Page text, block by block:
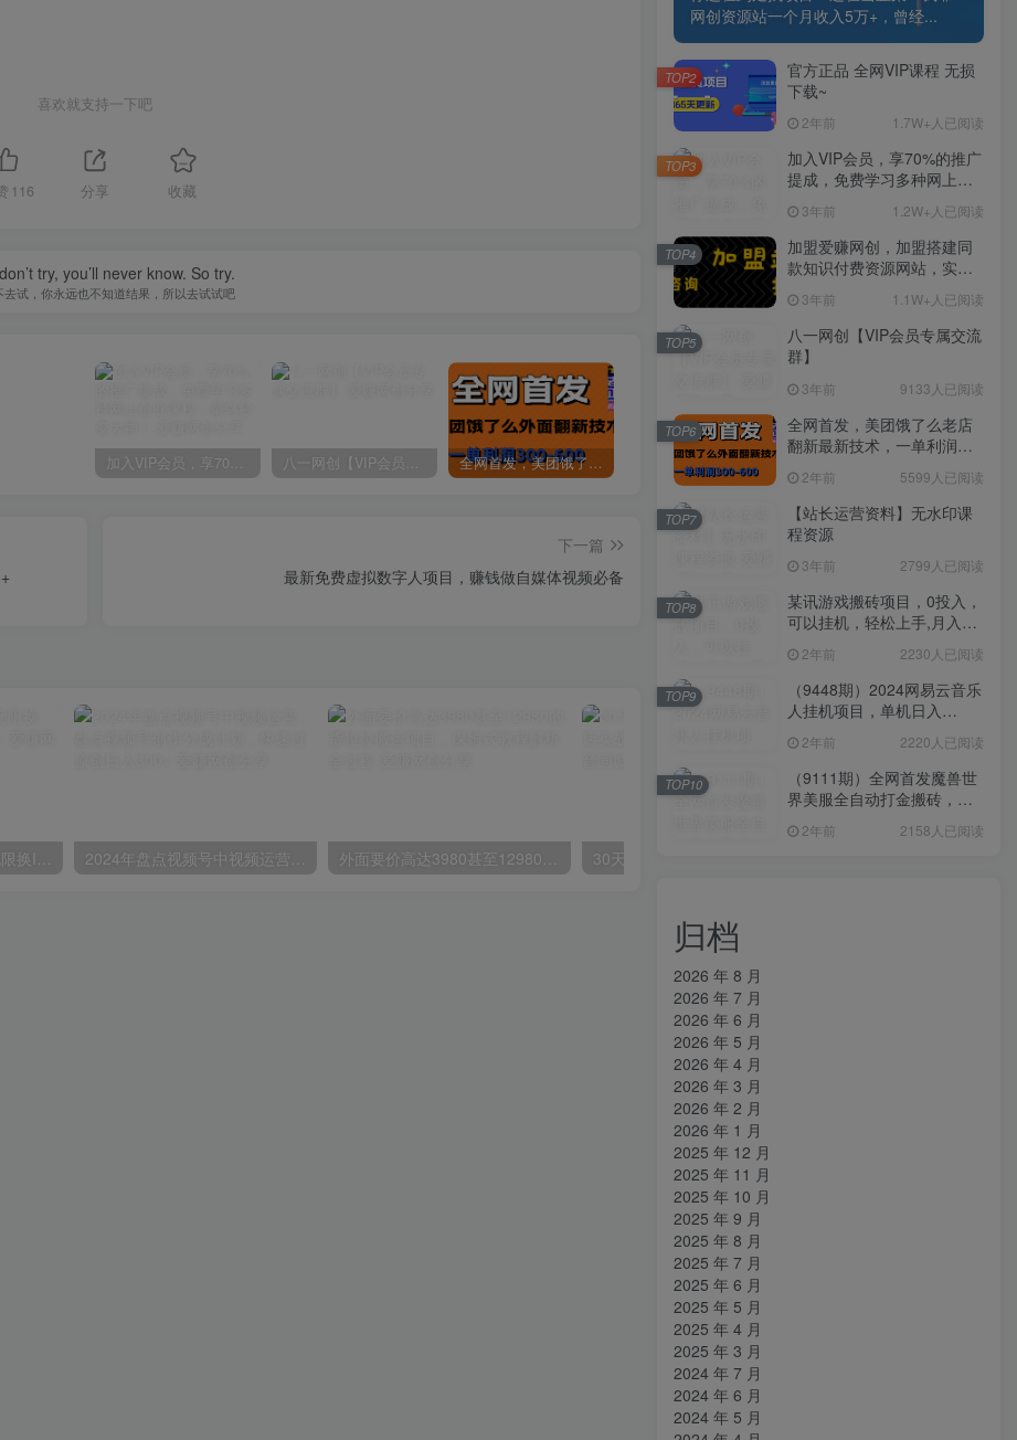
喜欢就支持一下吧
116 分享 收藏
try, you’ll never know. So try.
去试，你永远也不知道结果，所以去试试吧
加入VIP会员，享70%的推广提成，免费学习多种网上创业课程，菜鸟秒变大神！ 八一网创【VIP会员专属交流群】 全网首发，美团饿了么老店翻新最新技术，一单利润300-600 某讯游戏搬砖项目，0投入，可以挂机，轻松上手,月入3000+上不封顶
下一篇
最新免费虚拟数字人项目，赚钱做自媒体视频必备
苹果手机试玩小兼职，无限换ID，0本0撸，单机日撸30+ 2024年盘点视频号中视频运营，盘点视频号创作分成计划，快速过原创日入300+ 外面要价高达3980甚至12980的货拉拉搬运项目，保姆式教程解析全过程
网创资源站一个月收入5万+，曾经...
官方正品 全网VIP课程 无损
下载~
2年前 1.7W+人已阅读
TOP2
加入VIP会员，享70%的推广
提成，免费学习多种网上创
3年前 1.2W+人已阅读
TOP3
加盟爱赚网创，加盟搭建同
款知识付费资源网站，实现
3年前 1.1W+人已阅读
TOP4
八一网创【VIP会员专属交流
群】
3年前 9133人已阅读
TOP5
全网首发，美团饿了么老店
翻新最新技术，一单利润
2年前 5599人已阅读
TOP6
【站长运营资料】无水印课
程资源
3年前 2799人已阅读
TOP7
某讯游戏搬砖项目，0投入，
可以挂机，轻松上手,月入
2年前 2230人已阅读
TOP8
（9448期）2024网易云音乐
人挂机项目，单机日入
2年前 2220人已阅读
TOP9
（9111期）全网首发魔兽世
界美服全自动打金搬砖，日
姆级教学
2年前 2158人已阅读
TOP10
归档
2026 年 8 月
2026 年 7 月
2026 年 6 月
2026 年 5 月
2026 年 4 月
2026 年 3 月
2026 年 2 月
2026 年 1 月
2025 年 12 月
2025 年 11 月
2025 年 10 月
2025 年 9 月
2025 年 8 月
2025 年 7 月
2025 年 6 月
2025 年 5 月
2025 年 4 月
2025 年 3 月
2024 年 7 月
2024 年 6 月
2024 年 5 月